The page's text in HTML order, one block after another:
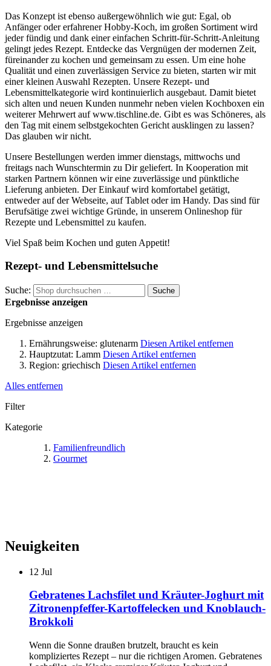
Das Konzept ist ebenso außergewöhnlich wie gut: Egal, ob
Anfänger oder erfahrener Hobby-Koch, im großen Sortiment wird
jeder fündig und dank einer einfachen Schritt-für-Schritt-Anleitung
gelingt jedes Rezept. Entdecke das Vergnügen der modernen Zeit,
füreinander zu kochen und gemeinsam zu essen. Um eine hohe
Qualität und einen zuverlässigen Service zu bieten, starten wir mit
einer kleinen Auswahl Rezepten. Unsere Rezept- und
Lebensmittelkategorie wird kontinuierlich ausgebaut. Damit bietet
sich alten und neuen Kunden nunmehr neben vielen Kochboxen ein
weiterer Mehrwert auf www.tischline.de. Gibt es was Schöneres, als
den Tag mit einem selbstgekochten Gericht ausklingen zu lassen?
Das glauben wir nicht.
Unsere Bestellungen werden immer dienstags, mittwochs und
freitags nach Wunschtermin zu Dir geliefert. In Kooperation mit
starken Partnern können wir eine zuverlässige und pünktliche
Lieferung anbieten. Der Einkauf wird komfortabel getätigt,
entweder auf der Webseite, auf Tablet oder im Handy. Das sind für
Berufsätige zwei wichtige Gründe, in unserem Onlineshop für
Rezepte und Lebensmittel zu kaufen.
Viel Spaß beim Kochen und guten Appetit!
Rezept- und Lebensmittelsuche
Suche: Suche
Ergebnisse anzeigen
Ergebnisse anzeigen
Ernährungsweise: glutenarm Diesen Artikel entfernen
Hauptzutat: Lamm Diesen Artikel entfernen
Region: griechisch Diesen Artikel entfernen
Alles entfernen
Filter
Kategorie
Familienfreundlich
Gourmet
Neuigkeiten
12 Jul
Gebratenes Lachsfilet und Kräuter-Joghurt mit
Zitronenpfeffer-Kartoffelecken und Knoblauch-
Brokkoli
Wenn die Sonne draußen brutzelt, braucht es kein
kompliziertes Rezept – nur die richtigen Aromen. Gebratenes